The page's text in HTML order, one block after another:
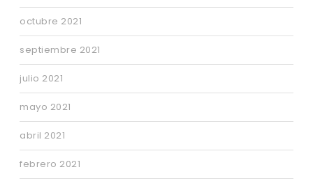
octubre 2021
septiembre 2021
julio 2021
mayo 2021
abril 2021
febrero 2021